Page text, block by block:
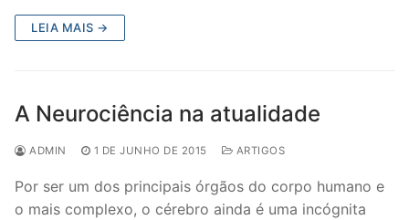
LEIA MAIS →
A Neurociência na atualidade
ADMIN 1 DE JUNHO DE 2015 ARTIGOS
Por ser um dos principais órgãos do corpo humano e
o mais complexo, o cérebro ainda é uma incógnita